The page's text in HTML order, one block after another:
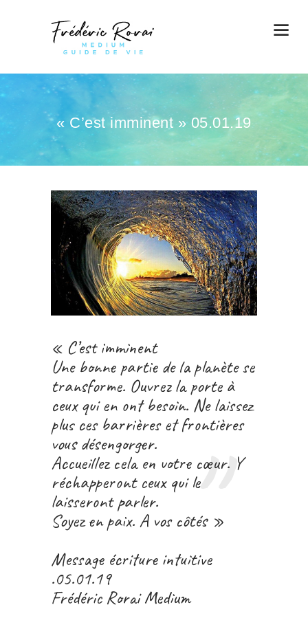
« C’est imminent » 05.01.19
« C’est imminent
Une bonne partie de la planète se
transforme. Ouvrez la porte à
ceux qui en ont besoin. Ne laissez
plus ces barrières et frontières
vous désengorger.
Accueillez cela en votre cœur. Y
réchapperont ceux qui le
laisseront parler.
Soyez en paix. A vos côtés »
Message écriture intuitive
.05.01.19
Frédéric Rorai Medium